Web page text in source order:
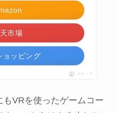
市場
ョッピング
ポチップ
VRを使ったゲームコー